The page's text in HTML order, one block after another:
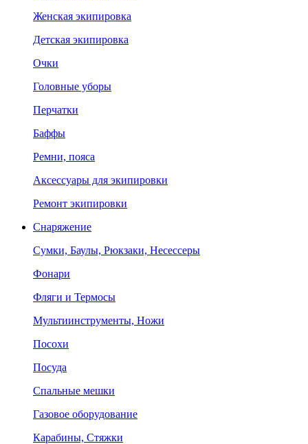
Женская экипировка
Детская экипировка
Очки
Головные уборы
Перчатки
Баффы
Ремни, пояса
Аксессуары для экипировки
Ремонт экипировки
Снаряжение
Сумки, Баулы, Рюкзаки, Несессеры
Фонари
Фляги и Термосы
Мультиинструменты, Ножи
Посохи
Посуда
Спальные мешки
Газовое оборудование
Карабины, Стяжки